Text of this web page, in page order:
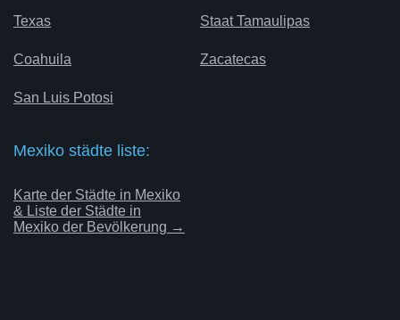
Texas Staat Tamaulipas
Coahuila Zacatecas
San Luis Potosi
Mexiko städte liste:
Karte der Städte in Mexiko
& Liste der Städte in
Mexiko der Bevölkerung →